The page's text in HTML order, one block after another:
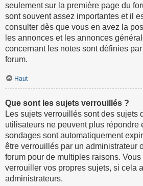
seulement sur la première page du
sont souvent assez importantes et il
consulter dès que vous en avez la
les annonces et les annonces
concernant les notes sont définies
forum.
Haut
Que sont les sujets verrouillés ?
Les sujets verrouillés sont des sujets
utilisateurs ne peuvent plus répondre
sondages sont automatiquement
être verrouillés par un administrateur
forum pour de multiples raisons.
verrouiller vos propres sujets, si cela
administrateurs.